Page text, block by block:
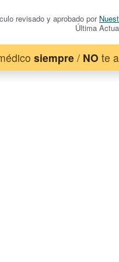
revisado y aprobado por
Última
siempre / NO te